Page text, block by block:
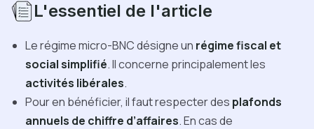
L'essentiel de l'article
Le régime micro-BNC désigne un régime fiscal et
socialsimplifié. Il concerne principalement les
activités libérales.
Pour en bénéficier, il faut respecter des plafonds
annuels de chiffre d’affaires. En cas de